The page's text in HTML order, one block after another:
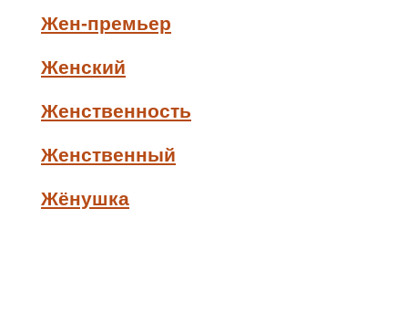
Жен-премьер
Женский
Женственность
Женственный
Жёнушка